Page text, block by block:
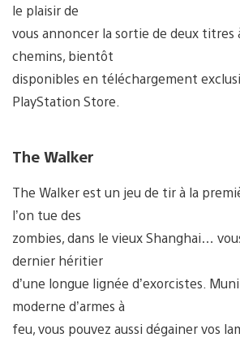
le plaisir de
vous annoncer la sortie de deux titres
chemins, bientôt
disponibles en téléchargement
PlayStation Store.
The Walker
The Walker est un jeu de tir à la
l’on tue des
zombies, dans le vieux Shanghai…
dernier héritier
d’une longue lignée d’exorcistes.
moderne d’armes à
feu, vous pouvez aussi dégainer vos